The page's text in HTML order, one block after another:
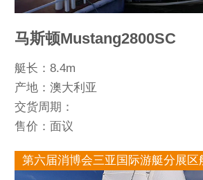
马斯顿Mustang2800SC
艇长：8.4m
产地：澳大利亚
交货周期：
售价：面议
第六届消博会三亚国际游艇分展区